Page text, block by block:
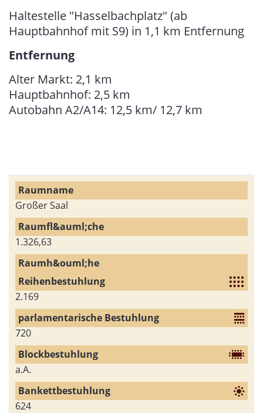
Haltestelle "Hasselbachplatz" (ab
Hauptbahnhof mit S9) in 1,1 km Entfernung
Entfernung
Alter Markt: 2,1 km
Hauptbahnhof: 2,5 km
Autobahn A2/A14: 12,5 km/ 12,7 km
Großer Saal
1.326,63
2.169
720
a.A.
624